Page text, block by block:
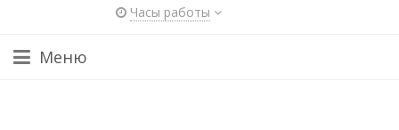
Часы работы
Меню